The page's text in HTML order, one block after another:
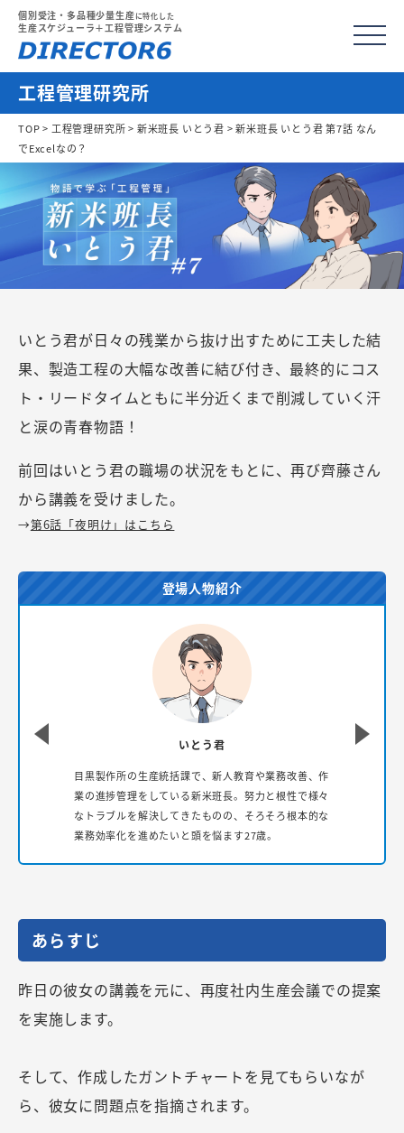
個別受注・多品種少量生産に特化した
生産スケジューラ＋工程管理システム
工程管理研究所
TOP> 工程管理研究所> 新米班長 いとう君 > 新米班長 いとう君 第7話 なん
でExcelなの？
いとう君が日々の残業から抜け出すために工夫した結
果、製造工程の大幅な改善に結び付き、最終的にコス
ト・リードタイムともに半分近くまで削減していく汗
と涙の青春物語！
前回はいとう君の職場の状況をもとに、再び齊藤さん
から講義を受けました。
→第6話「夜明け」はこちら
登場人物紹介
いとう君
目黒製作所の生産統括課で、新人教育や業務改善、作
業の進捗管理をしている新米班長。努力と根性で様々
なトラブルを解決してきたものの、そろそろ根本的な
業務効率化を進めたいと頭を悩ます27歳。
あらすじ
昨日の彼女の講義を元に、再度社内生産会議での提案
を実施します。
そして、作成したガントチャートを見てもらいなが
ら、彼女に問題点を指摘されます。